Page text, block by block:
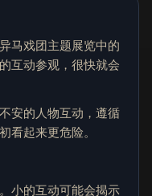
马戏团主题展览中的
互动参观，很快就会
安的人物互动，遵循
看起来更危险。
小的互动可能会揭示